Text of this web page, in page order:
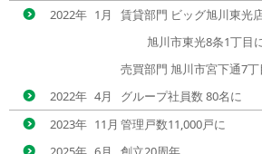
2022年 1月
賃貸部門 ビッグ旭川東光
旭川市東光8条1丁目に
売買部門 旭川市宮下通7
2022年 4月
グループ社員数 80名に
2023年 11月 管理戸数11,000戸に